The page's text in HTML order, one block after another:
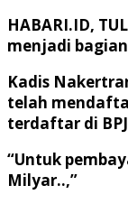
HABARI.ID,
menjadi
Kadis
telah
terdaftar di
“Untuk
Milyar..,”